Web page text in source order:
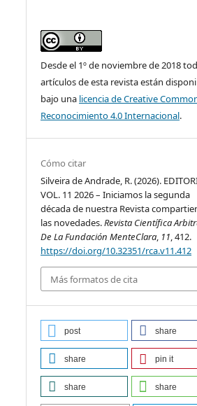
Desde el 1º de noviembre de 2018
artículos de esta revista están
bajo una licencia de Creative
Reconocimiento 4.0 Internacional.
Cómo citar
Silveira de Andrade, R. (2026).
VOL. 11 2026 – Iniciamos la segunda
década de nuestra Revista
las novedades.Revista Científica
De La Fundación MenteClara, 11, 412.
https://doi.org/10.32351/rca.v11.412
Más formatos de cita
post share
share pin it
share share